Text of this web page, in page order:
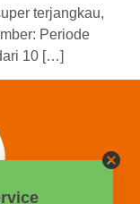
terjangkau,
Periode
10 […]